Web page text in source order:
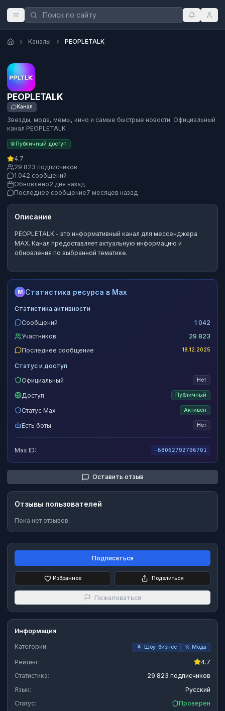
Каналы PEOPLETALK
PEOPLETALK
Канал
Звезды, мода, мемы, кино и самые быстрые новости. Официальный
канал PEOPLETALK
🌐 Публичный доступ
4.7
29 823 подписчиков
1 042 сообщений
Обновлено2 дня назад
Последнее сообщение7 месяцев назад
Описание
PEOPLETALK - это информативный канал для мессенджера
MAX. Канал предоставляет актуальную информацию и
обновления по выбранной тематике.
M Статистика ресурса в Max
Статистика активности
Сообщений
1 042
Участников
29 823
Последнее сообщение
18.12.2025
Статус и доступ
Официальный
Нет
Доступ Публичный
Статус Max Активен
Есть боты Нет
Max ID: -68062792796701
Оставить отзыв
Отзывы пользователей
Пока нет отзывов.
Подписаться
Избранное Поделиться
Пожаловаться
Информация
Категории: 🌟 Шоу-бизнес 👗 Мода
Рейтинг:
4.7
Статистика:
29 823 подписчиков
Язык:
Русский
Статус:
Проверен